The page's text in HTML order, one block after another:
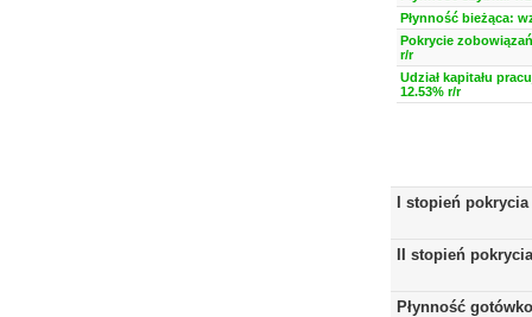
Płynność bieżąca:
Pokrycie
r/r
Udział kapitału
12.53% r/r
I stopień pokrycia
II stopień pokrycia
Płynność